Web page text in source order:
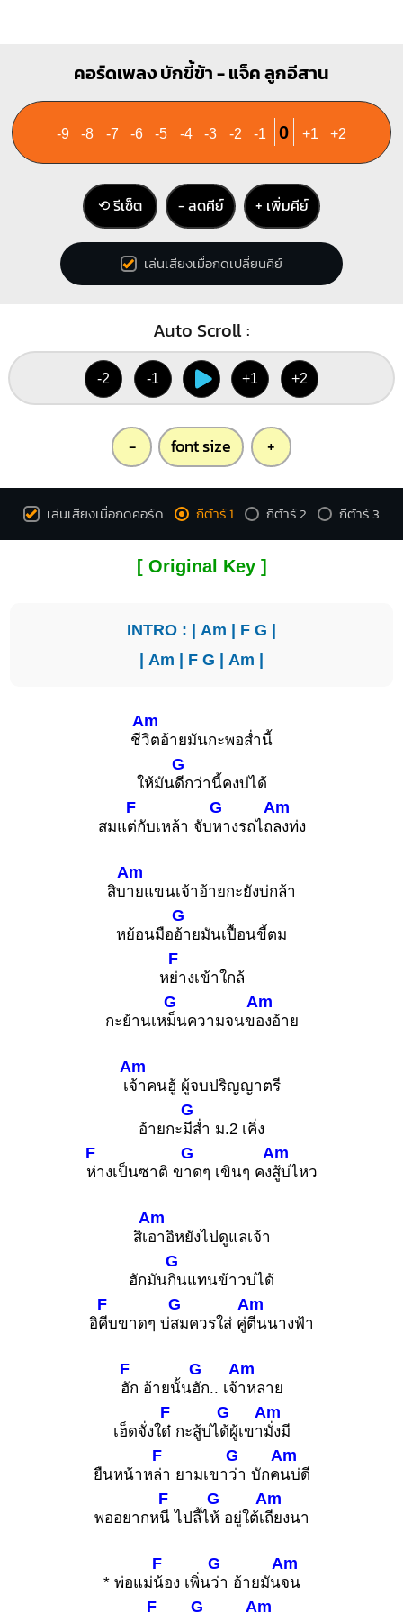
คอร์ดเพลง บักขี้ข้า - แจ็ค ลูกอีสาน
-9 -8 -7 -6 -5 -4 -3 -2 -1 0 +1 +2
⟲ รีเซ็ต − ลดคีย์ + เพิ่มคีย์
เล่นเสียงเมื่อกดเปลี่ยนคีย์
Auto Scroll :
-2 -1 +1 +2
- font size +
เล่นเสียงเมื่อกดคอร์ด กีต้าร์ 1 กีต้าร์ 2 กีต้าร์ 3
[ Original Key ]
INTRO : | Am | F G |
| Am | F G | Am |
ชี
Am
วิตอ้ายมันกะพอส่ำนี้
ให้มัน
G
ดีกว่านี้คงบ่ได้
สมแ
F
ต่กับเหล้า จับ
G
หางรถไถ
Am
ลงท่ง
สิบ
Am
ายแขนเจ้าอ้ายกะยังบ่กล้า
หย้อนมือ
G
อ้ายมันเปื้อนขี้ตม
ห
F
ย่างเข้าใกล้
กะย้านเห
G
ม็นความจนข
Am
องอ้าย
เ
Am
จ้าคนฮู้ ผู้จบปริญญาตรี
อ้ายกะ
G
มีส่ำ ม.2 เคิ่ง
F
ห่างเป็นซาติ ข
G
าดๆ เขินๆ คง
Am
สู้บ่ไหว
สิเ
Am
อาอิหยังไปดูแลเจ้า
ฮักมัน
G
กินแทนข้าวบ่ได้
อิ
F
คีบขาดๆ บ่
G
สมควรใส่ คู่
Am
ตีนนางฟ้า
F
ฮัก อ้ายนั้น
G
ฮัก.. เจ้
Am
าหลาย
เฮ็ดจั่งใ
F
ด๋ กะสู้บ่ไ
G
ด้ผู้เขา
Am
มั่งมี
ยืนหน้าห
F
ล่า ยามเขา
G
ว่า บักค
Am
นบ่ดี
พออยากห
F
นี ไปลี้ไ
G
ห้ อยู่ใต้เ
Am
ถียงนา
* พ่อแม่
F
น้อง เพิ่น
G
ว่า อ้ายมัน
Am
จน
F G Am